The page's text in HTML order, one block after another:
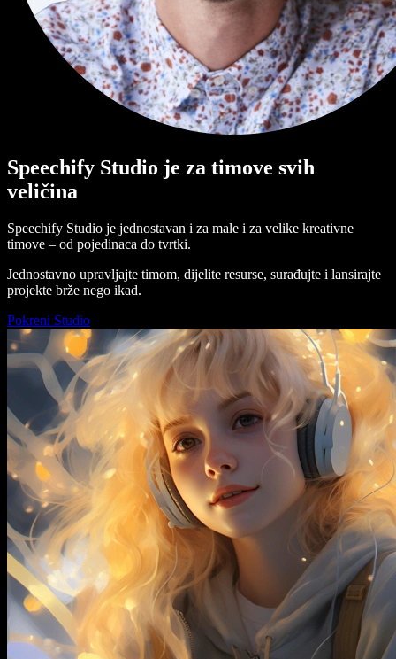
Speechify Studio je za timove svih
veličina
Speechify Studio je jednostavan i za male i za velike kreativne
timove – od pojedinaca do tvrtki.
Jednostavno upravljajte timom, dijelite resurse, surađujte i lansirajte
projekte brže nego ikad.
Pokreni Studio